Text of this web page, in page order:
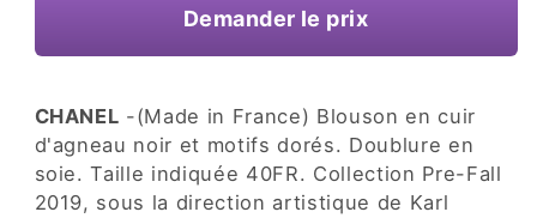
Demander le prix
CHANEL -(Made in France) Blouson en cuir
d'agneau noir et motifs dorés. Doublure en
soie. Taille indiquée 40FR. Collection Pre-Fall
2019, sous la direction artistique de Karl